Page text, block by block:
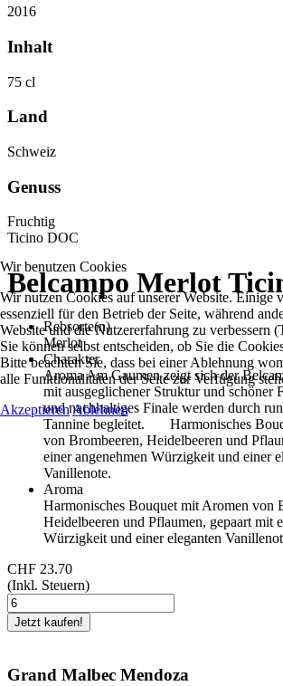
2016
Inhalt
75 cl
Land
Schweiz
Genuss
Fruchtig
Ticino DOC
Belcampo Merlot
Rebsorte(n)
Merlot
Charakter
Aroma Am Gaumen zeigt sich der
mit ausgeglichener Struktur und schöner
und nachhaltiges Finale werden durch
Tannine begleitet. Harmonisches
von Brombeeren, Heidelbeeren und
einer angenehmen Würzigkeit und einer
Vanillenote.
Aroma
Harmonisches Bouquet mit Aromen von
Heidelbeeren und Pflaumen, gepaart mit
Würzigkeit und einer eleganten
CHF 23.70
(Inkl. Steuern)
Grand Malbec Mendoza
Wir benutzen Cookies
Wir nutzen Cookies auf unserer Website. Einige
essenziell für den Betrieb der Seite, während
Website und die Nutzererfahrung zu verbessern
Sie können selbst entscheiden, ob Sie die
Bitte beachten Sie, dass bei einer Ablehnung
alle Funktionalitäten der Seite zur Verfügung
AkzeptierenAblehnen